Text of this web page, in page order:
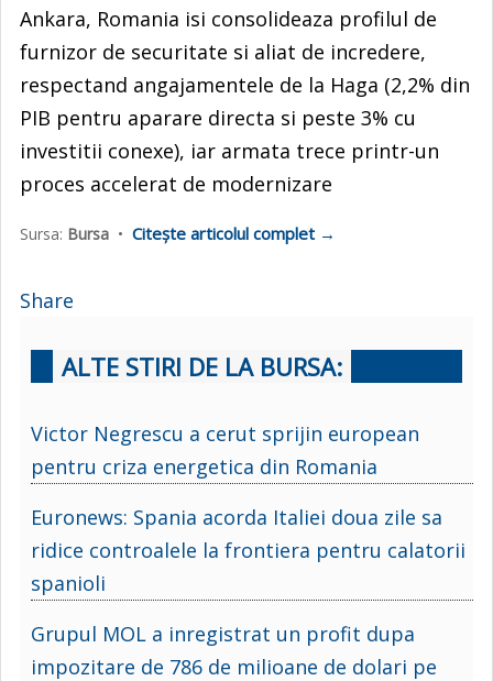
Ankara, Romania isi consolideaza profilul de
furnizor de securitate si aliat de incredere,
respectand angajamentele de la Haga (2,2% din
PIB pentru aparare directa si peste 3% cu
investitii conexe), iar armata trece printr-un
proces accelerat de modernizare
Sursa: Bursa • Citește articolul complet →
Share
ALTE STIRI DE LA BURSA:
Victor Negrescu a cerut sprijin european
pentru criza energetica din Romania
Euronews: Spania acorda Italiei doua zile sa
ridice controalele la frontiera pentru calatorii
spanioli
Grupul MOL a inregistrat un profit dupa
impozitare de 786 de milioane de dolari pe